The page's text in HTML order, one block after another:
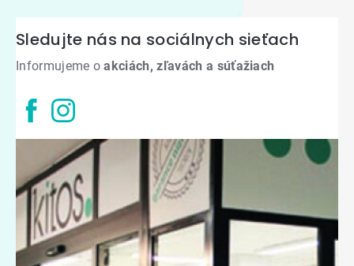
Sledujte nás na sociálnych sieťach
Informujeme oakciách, zľavách a súťažiach